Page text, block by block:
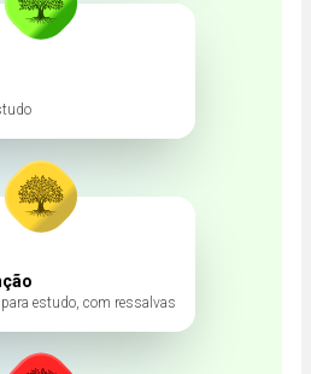
para estudo, com ressalvas